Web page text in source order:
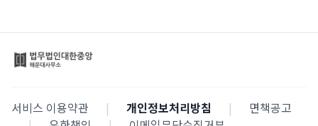
서비스 이용약관 | 개인정보처리방침 |
면책공고